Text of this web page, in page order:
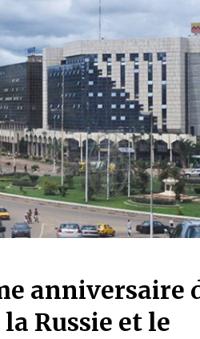
anniversaire
Russie et le